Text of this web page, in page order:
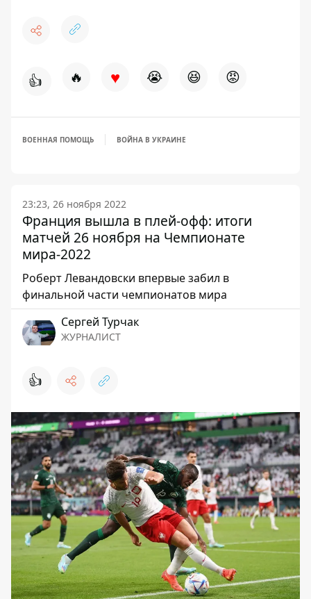
👍 🔥 ♥ 😭 😆 😡
ВОЕННАЯ ПОМОЩЬ ВОЙНА В УКРАИНЕ
23:23, 26 ноября 2022
Франция вышла в плей-офф: итоги
матчей 26 ноября на Чемпионате
мира-2022
Роберт Левандовски впервые забил в
финальной части чемпионатов мира
Сергей Турчак
ЖУРНАЛИСТ
👍